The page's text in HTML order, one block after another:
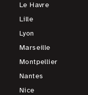
Le Havre
Lille
Lyon
Marseille
Montpellier
Nantes
Nice